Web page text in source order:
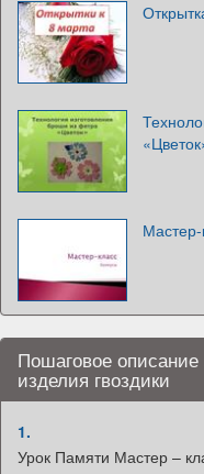
Пошаговое описание
изделия гвоздики
1.
Урок Памяти Мастер –